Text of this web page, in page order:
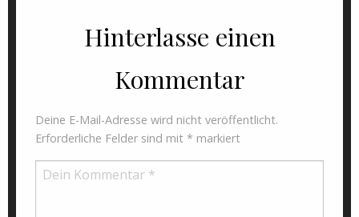
Hinterlasse einen
Kommentar
Deine E-Mail-Adresse wird nicht veröffentlicht.
Erforderliche Felder sind mit * markiert